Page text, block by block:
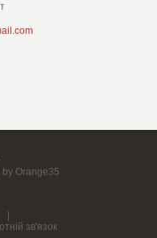
Orange35
зв'язок